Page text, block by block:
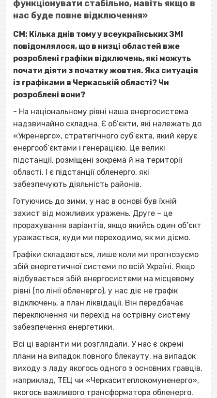
функціонувати стабільно, навіть якщо в
нас буде повне відключення»
СМ: Кілька днів тому у всеукраїнських ЗМІ
повідомлялося, що в низці областей вже
розроблені графіки відключень, які можуть
почати діяти з початку жовтня. Яка ситуація
із графіками в Черкаській області? Чи
розроблені вони?
- На національному рівні наша енергосистема
надзвичайно складна. Є об’єкти, які належать до
«Укренерго», стратегічного суб’єкта, який керує
енергооб’єктами і генерацією. Це великі
підстанції, розміщені зокрема й на території
області. І є підстанції обленерго, які
забезпечують діяльність районів.
Готуючись до зими, у нас в основі був їхній
захист від можливих уражень. Друге – це
прорахування варіантів, якщо якийсь один об’єкт
уражається, куди ми переходимо, як ми діємо.
Графіки складаються, лише коли ми прогнозуємо
збій енергетичної системи по всій Україні. Якщо
відбувається збій енергосистеми на місцевому
рівні (по лінії обленерго), у нас діє не графік
відключень, а план ліквідації. Він передбачає
переключення чи перехід на острівну систему
забезпечення енергетики.
Всі ці варіанти ми розглядали. У нас є окремі
плани на випадок повного блекауту, на випадок
виходу з ладу якогось одного з основних гравців,
наприклад, ТЕЦ чи «Черкаситеплокомуненерго»,
якогось важливого трансформатора обленерго.